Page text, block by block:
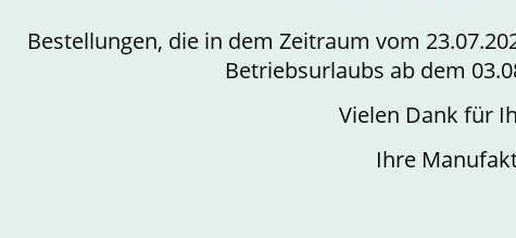
Bestellungen, die in dem Zeitraum vom
Betriebsurlaubs ab dem
Vielen Dank für
Ihre